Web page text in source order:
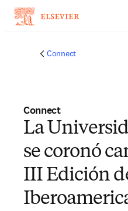
Connect
Connect
La
se coronó
III Edición